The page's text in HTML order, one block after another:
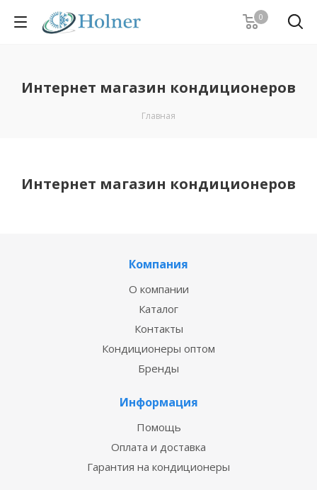
0
Интернет магазин кондиционеров
Главная
Интернет магазин кондиционеров
Компания
О компании
Каталог
Контакты
Кондиционеры оптом
Бренды
Информация
Помощь
Оплата и доставка
Гарантия на кондиционеры